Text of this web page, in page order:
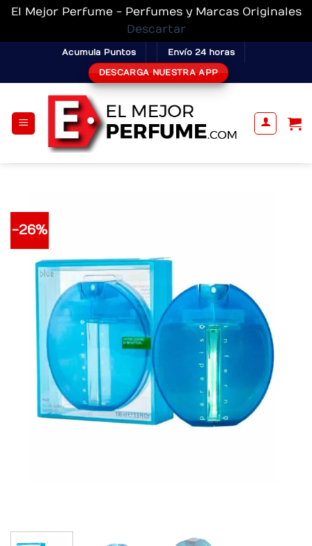
El Mejor Perfume - Perfumes y Marcas Originales
Descartar
content
Acumula Puntos Envío 24 horas
DESCARGA NUESTRA APP
-26%